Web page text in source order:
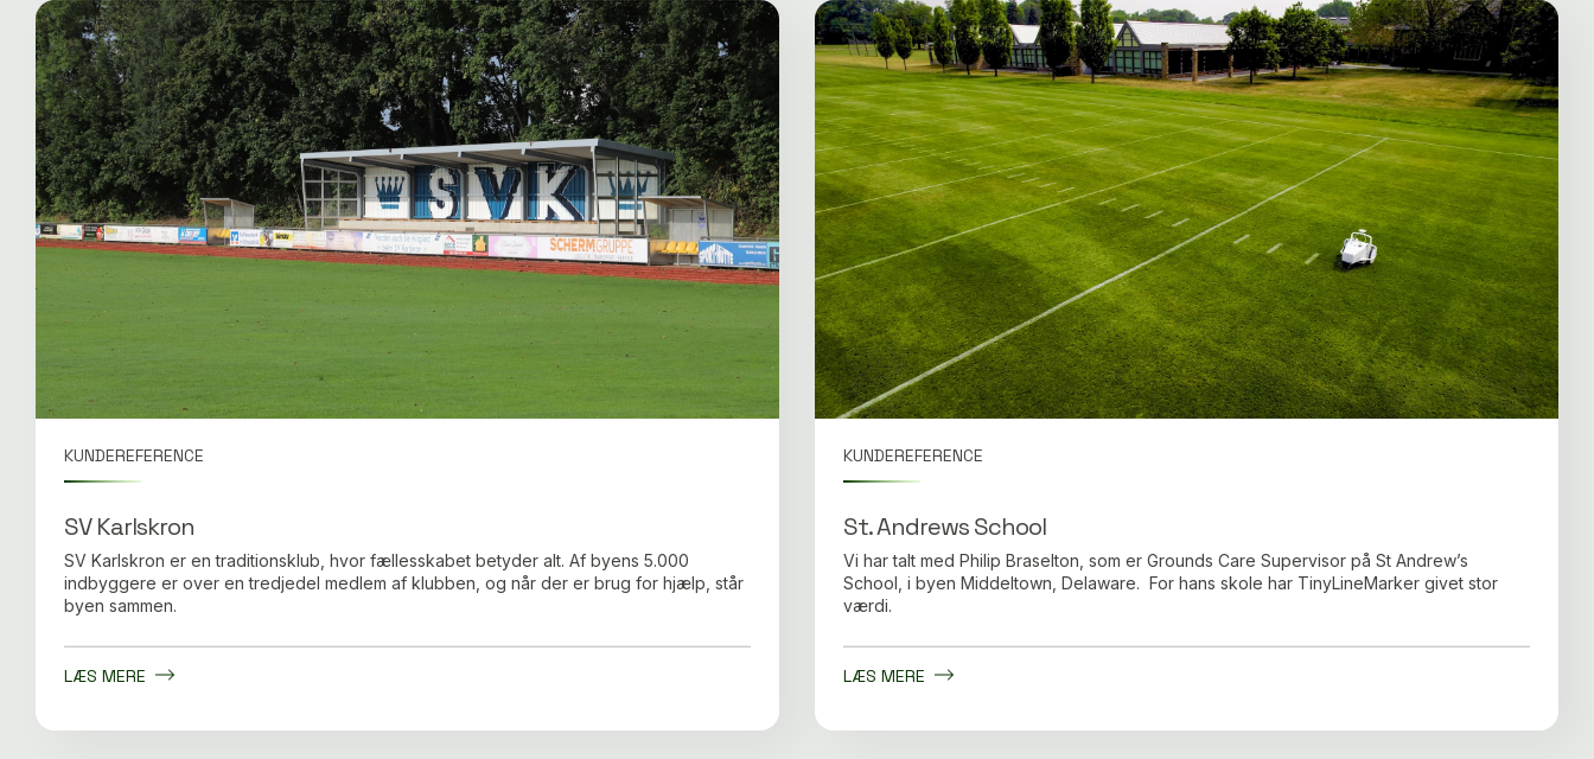
KUNDEREFERENCE
SV Karlskron
SV Karlskron er en traditionsklub, hvor fællesskabet betyder alt. Af byens 5.000
indbyggere er over en tredjedel medlem af klubben, og når der er brug for hjælp, står
byen sammen.
LÆS MERE
KUNDEREFERENCE
St. Andrews School
Vi har talt med Philip Braselton, som er Grounds Care Supervisor på St Andrew’s
School, i byen Middeltown, Delaware. For hans skole har TinyLineMarker givet stor
værdi.
LÆS MERE